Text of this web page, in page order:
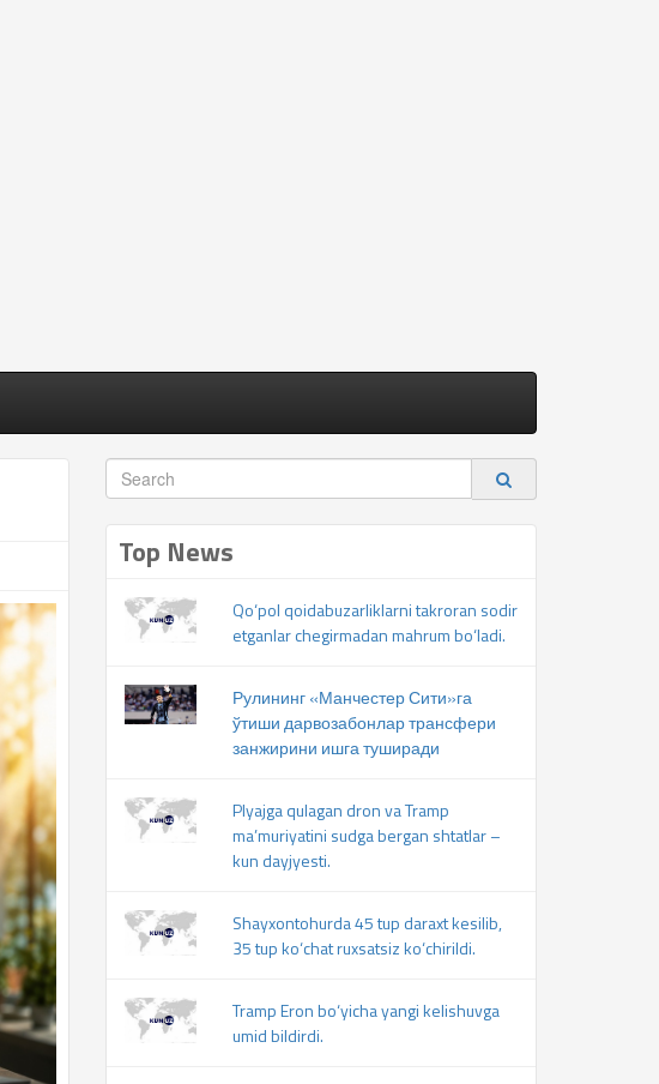
Top News
Qo‘pol qoidabuzarliklarni takroran sodir
etganlar chegirmadan mahrum bo‘ladi.
Рулининг «Манчестер Сити»га
ўтиши дарвозабонлар трансфери
занжирини ишга туширади
Plyajga qulagan dron va Tramp
ma’muriyatini sudga bergan shtatlar –
kun dayjyesti.
Shayxontohurda 45 tup daraxt kesilib,
35 tup ko‘chat ruxsatsiz ko‘chirildi.
Tramp Eron bo‘yicha yangi kelishuvga
umid bildirdi.